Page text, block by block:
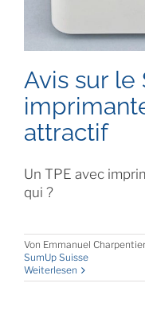
Avis sur le
attractif
Un TPE avec
qui ?
Von Emmanuel Charpentier
SumUp Suisse
Weiterlesen